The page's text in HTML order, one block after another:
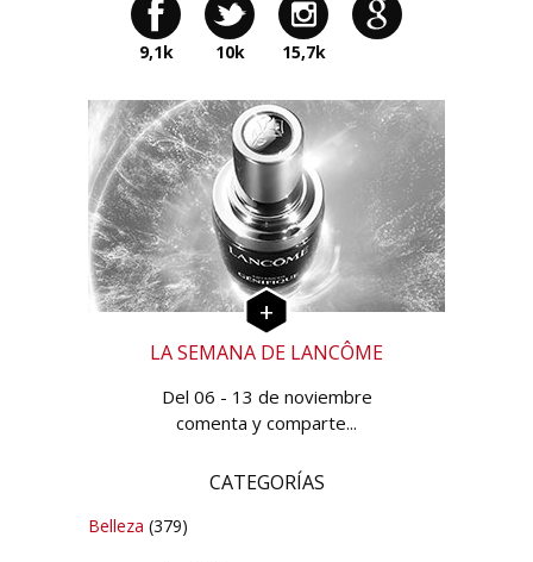
9,1k 10k 15,7k
LA SEMANA DE LANCÔME
Del 06 - 13 de noviembre
comenta y comparte...
CATEGORÍAS
Belleza (379)